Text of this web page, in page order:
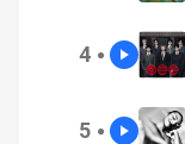
4 ●
5 ●